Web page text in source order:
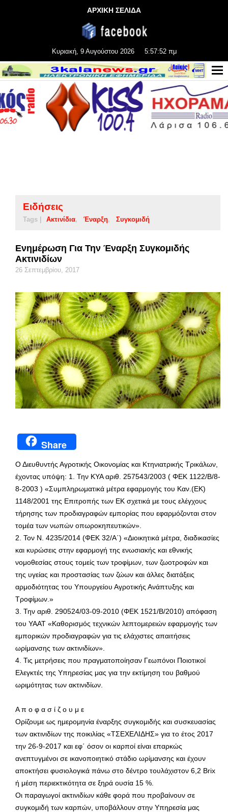
ΑΡΧΙΚΗ ΣΕΛΙΔΑ
Κυριακή, 9 Αυγούστου 2026 5:57:52 πμ
Ειδήσεις
Tags | Ακτινίδια Έναρξη Συγκομιδή
Ενημέρωση Για Την Έναρξη Συγκομιδής
Ακτινιδίων
26 Σεπτεμβρίου, 2017
Share
Ο Διευθυντής Αγροτικής Οικονομίας και Κτηνιατρικής Τρικάλων,
έχοντας υπόψη: 1. Την ΚΥΑ αριθ. 257543/2003 ( ΦΕΚ 1122/Β/8-
8-2003 ) «Συμπληρωματικά μέτρα εφαρμογής του Καν.(ΕΚ)
1148/2001 της Επιτροπής των ΕΚ σχετικά με τους ελέγχους
τήρησης των προδιαγραφών εμπορίας που εφαρμόζονται στον
τομέα των νωπών οπωροκηπευτικών».
2. Τον Ν. 4235/2014 (ΦΕΚ 32/Α΄) «Διοικητικά μέτρα, διαδικασίες
και κυρώσεις στην εφαρμογή της ενωσιακής και εθνικής
νομοθεσίας στους τομείς των τροφίμων, των ζωοτροφών και
της υγείας και προστασίας των ζώων και άλλες διατάξεις
αρμοδιότητας του Υπουργείου Αγροτικής Ανάπτυξης και
Τροφίμων.»
3. Την αριθ. 290524/03-09-2010 (ΦΕΚ 1521/Β/2010) απόφαση
του ΥΑΑΤ «Καθορισμός τεχνικών λεπτομερειών εφαρμογής των
εμπορικών προδιαγραφών για τις ελάχιστες απαιτήσεις
ωρίμανσης των ακτινιδίων».
4. Τις μετρήσεις που πραγματοποίησαν Γεωπόνοι Ποιοτικοί
Ελεγκτές της Υπηρεσίας μας για την εκτίμηση του βαθμού
ωριμότητας των ακτινιδίων.
Α π ο φ α σ ί ζ ο υ μ ε
Ορίζουμε ως ημερομηνία έναρξης συγκομιδής και συσκευασίας
των ακτινιδίων της ποικιλίας «ΤΣΕΧΕΛΙΔΗΣ» για το έτος 2017
την 26-9-2017 και εφ΄ όσον οι καρποί είναι επαρκώς
ανεπτυγμένοι σε ικανοποιητικό στάδιο ωρίμανσης και έχουν
αποκτήσει φυσιολογικά πάνω στο δέντρο τουλάχιστον 6,2 Brix
ή μέση περιεκτικότητα σε ξηρά ουσία 15 %.
Οι παραγωγοί ακτινιδίων κάθε φορά που προβαίνουν σε
συγκομιδή των καρπών, υποβάλλουν στην Υπηρεσία μας